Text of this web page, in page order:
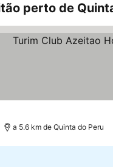
perto de
a 5.6 km de Quinta do Peru